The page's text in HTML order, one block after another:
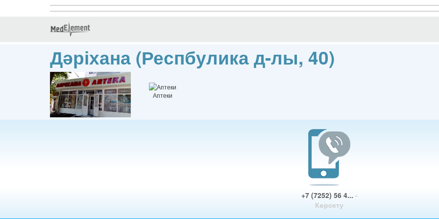
Дәріхана (Респбулика д-лы, 40)
Аптеки
+7 (7252) 56 4... -
Көрсету